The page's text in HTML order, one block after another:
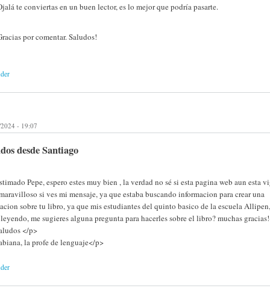
te conviertas en un buen lector, es lo mejor que podría pasarte.
por comentar. Saludos!
- 19:07
desde Santiago
Pepe, espero estes muy bien , la verdad no sé si esta pagina web aun esta
si ves mi mensaje, ya que estaba buscando informacion para crear una
sobre tu libro, ya que mis estudiantes del quinto basico de la escuela
me sugieres alguna pregunta para hacerles sobre el libro? muchas
</p>
la profe de lenguaje</p>